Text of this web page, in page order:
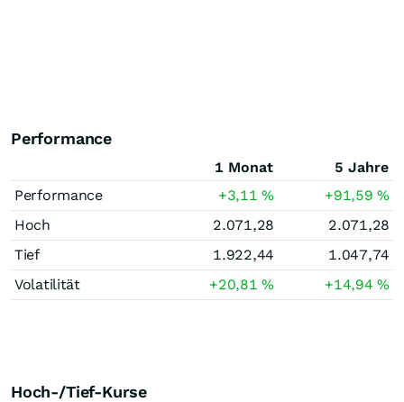
Performance
1 Monat
5 Jahre
Performance
+3,11% +91,59%
Hoch
2.071,28
2.071,28
Tief
1.922,44
1.047,74
Volatilität
+20,81% +14,94%
Hoch-/Tief-Kurse